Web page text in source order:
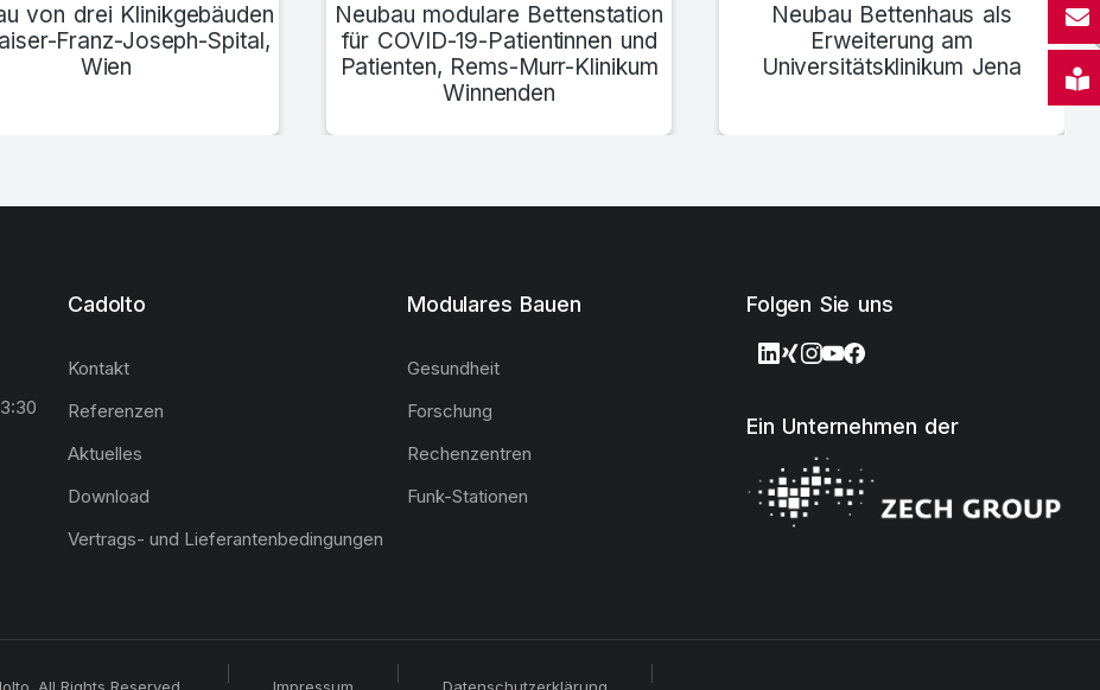
von drei Klinikgebäuden
Franz-Joseph-Spital,
Wien
Neubau modulare Bettenstation
für COVID-19-Patientinnen und
Patienten, Rems-Murr-Klinikum
Winnenden
Neubau Bettenhaus als
Erweiterung am
Universitätsklinikum Jena
Cadolto
Kontakt
Referenzen
Aktuelles
Download
Vertrags- und Lieferantenbedingungen
Modulares Bauen
Gesundheit
Forschung
Rechenzentren
Funk-Stationen
Folgen Sie uns
Ein Unternehmen der